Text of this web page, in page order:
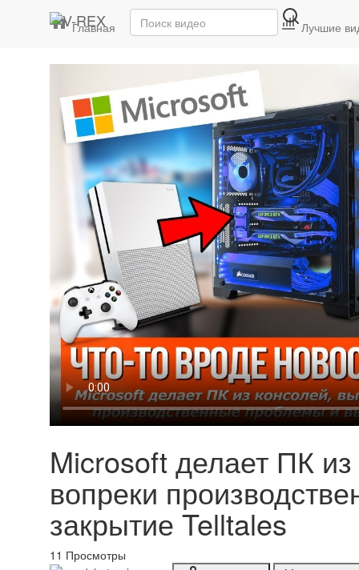
Главная Последние видео Лучшие
Microsoft делает ПК
вопреки
закрытие Telltales
11 Просмотры